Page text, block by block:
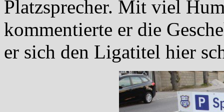
Platzsprecher. Mit viel
kommentierte er die
er sich den Ligatitel hier